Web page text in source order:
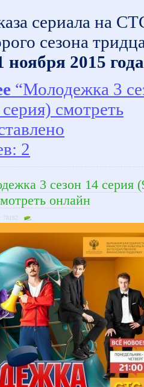
сериала на
сезона
ноября 2015 года
“Молодежка 3
смотреть
2
3 сезон 14 серия
онлайн
78162